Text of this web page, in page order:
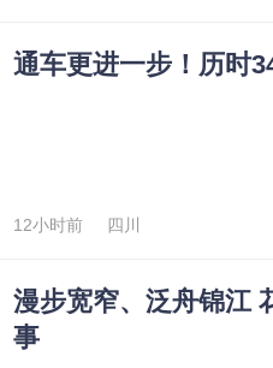
通车更进一步！历时
12小时前 四川
漫步宽窄、泛舟锦江
事